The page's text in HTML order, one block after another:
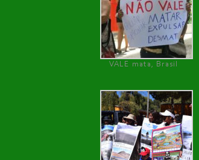
VALE mata, Brasil